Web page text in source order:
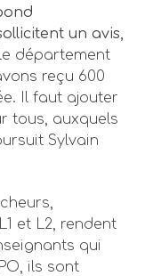
un avis,
département
reçu 600
Il faut ajouter
tous, auxquels
Sylvain
et L2, rendent
qui
ils sont